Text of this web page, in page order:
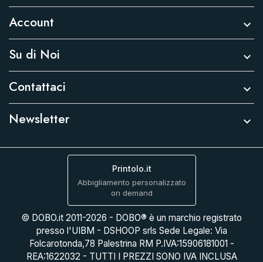
Account 
Su di Noi 
Contattaci 
Newsletter 
Printolo.it
Abbigliamento personalizzato
on demand
© DOBO.it 2011-2026 - DOBO® è un marchio registrato
presso l'UIBM - DSHOOP srls Sede Legale: Via
Folcarotonda,78 Palestrina RM P.IVA:15906181001 -
REA:1622032 - TUTTI I PREZZI SONO IVA INCLUSA